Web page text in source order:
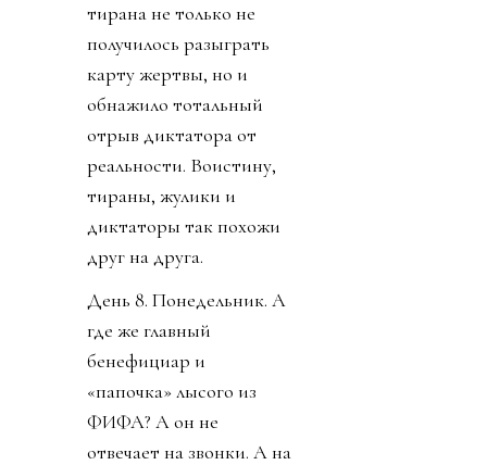
тирана не только не
получилось разыграть
карту жертвы, но и
обнажило тотальный
отрыв диктатора от
реальности. Воистину,
тираны, жулики и
диктаторы так похожи
друг на друга.
День 8. Понедельник. А
где же главный
бенефициар и
«папочка» лысого из
ФИФА? А он не
отвечает на звонки. А на